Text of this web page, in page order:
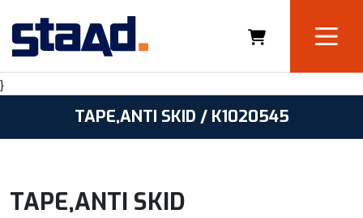
}
TAPE,ANTI SKID / K1020545
TAPE,ANTI SKID